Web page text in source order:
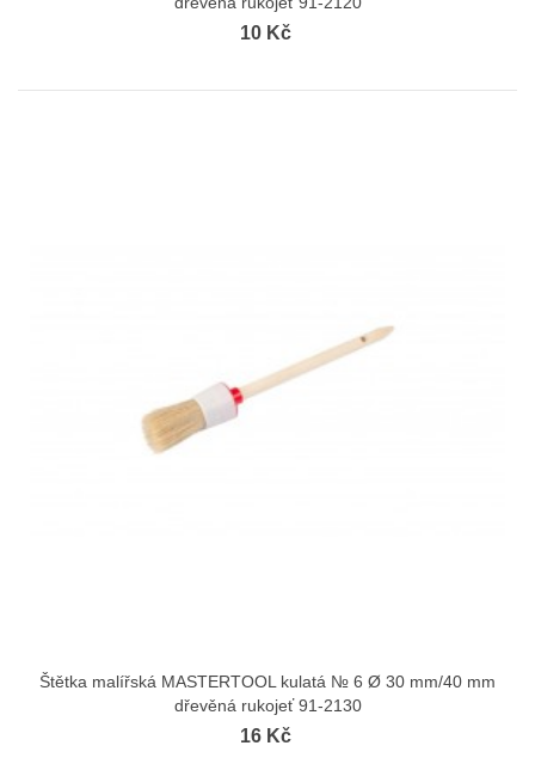
10 Kč
Štětka malířská MASTERTOOL kulatá № 6 Ø 30 mm/40 mm
dřevěná rukojeť 91-2130
16 Kč